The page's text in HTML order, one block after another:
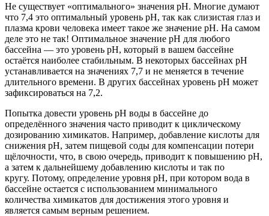
Не существует «оптимального» значения pH. Многие думают
что 7,4 это оптимальный уровень pH, так как слизистая глаз и
плазма крови человека имеет такое же значение pH. На самом
деле это не так! Оптимальное значение pH для любого
бассейна — это уровень pH, который в вашем бассейне
остаётся наиболее стабильным. В некоторых бассейнах pH
устанавливается на значениях 7,7 и не меняется в течение
длительного времени. В других бассейнах уровень pH может
зафиксироваться на 7,2.
Попытка довести уровень pH воды в бассейне до
определённого значения часто приводит к циклическому
дозированию химикатов. Например, добавление кислоты для
снижения pH, затем пищевой соды для компенсации потери
щёлочности, что, в свою очередь, приводит к повышению pH,
а затем к дальнейшему добавлению кислоты и так по
кругу. Потому, определение уровня pH, при котором вода в
бассейне остается с использованием минимального
количества химикатов для достижения этого уровня и
является самым верным решением.